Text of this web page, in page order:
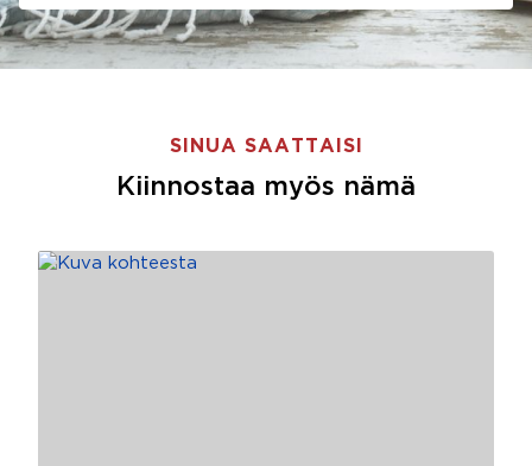
SINUA SAATTAISI
Kiinnostaa myös nämä